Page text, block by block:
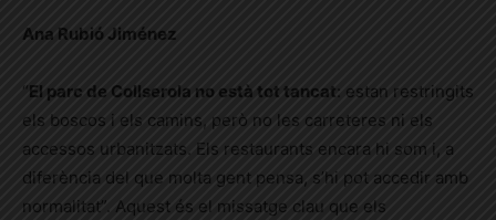
Ana Rubió Jiménez
“ El parc de Collserola no està tot tancat: estan restringits
els boscos i els camins, però no les carreteres ni els
accessos urbanitzats. Els restaurants encara hi som i, a
diferència del que molta gent pensa, s’hi pot accedir amb
normalitat”. Aquest és el missatge clau que els